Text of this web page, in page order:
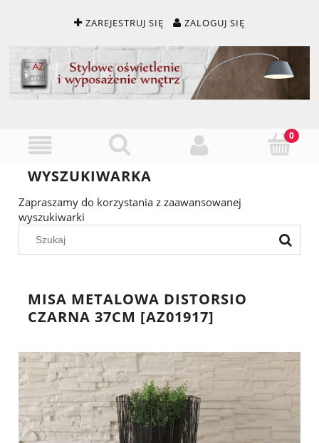
ZAREJESTRUJ SIĘ ZALOGUJ SIĘ
WYSZUKIWARKA
Zapraszamy do korzystania z zaawansowanej
wyszukiwarki
MISA METALOWA DISTORSIO
CZARNA 37CM [AZ01917]